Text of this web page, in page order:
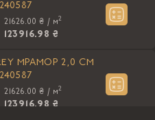
21626.00 ₴ / м2
123916.98 ₴
МРАМОР 2,0 CM
21626.00 ₴ / м2
123916.98 ₴